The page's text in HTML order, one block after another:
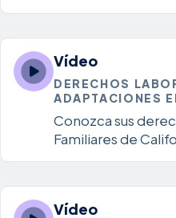
Vídeo
DERECHOS
ADAPTACIONES
Conozca sus
Familiares de
Vídeo